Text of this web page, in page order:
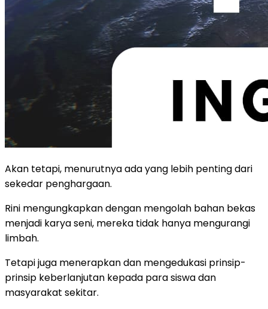
Akan tetapi, menurutnya ada yang lebih penting dari
sekedar penghargaan.
Rini mengungkapkan dengan mengolah bahan bekas
menjadi karya seni, mereka tidak hanya mengurangi
limbah.
Tetapi juga menerapkan dan mengedukasi prinsip-
prinsip keberlanjutan kepada para siswa dan
masyarakat sekitar.